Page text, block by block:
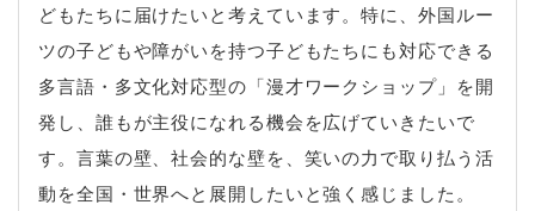
どもたちに届けたいと考えています。特に、外国ルー
ツの子どもや障がいを持つ子どもたちにも対応できる
多言語・多文化対応型の「漫才ワークショップ」を開
発し、誰もが主役になれる機会を広げていきたいで
す。言葉の壁、社会的な壁を、笑いの力で取り払う活
動を全国・世界へと展開したいと強く感じました。